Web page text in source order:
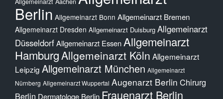
Berlin Allgemeinarzt Bonn Allgemeinarzt Bremen
Allgemeinarzt Dresden Allgemeinarzt Duisburg Allgemeinarzt
DüsseldorfAllgemeinarzt Essen Allgemeinarzt
HamburgAllgemeinarzt Köln Allgemeinarzt
Leipzig Allgemeinarzt München Allgemeinarzt
Nürnberg Allgemeinarzt Wuppertal Augenarzt Berlin Chirurg
Berlin Dermatologe Berlin Frauenarzt Berlin